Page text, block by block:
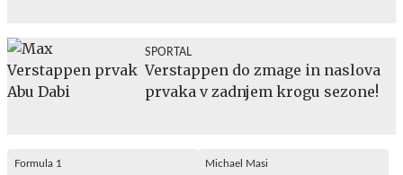
SPORTAL
Verstappen do zmage in naslova
prvaka v zadnjem krogu sezone!
Formula 1 Michael Masi